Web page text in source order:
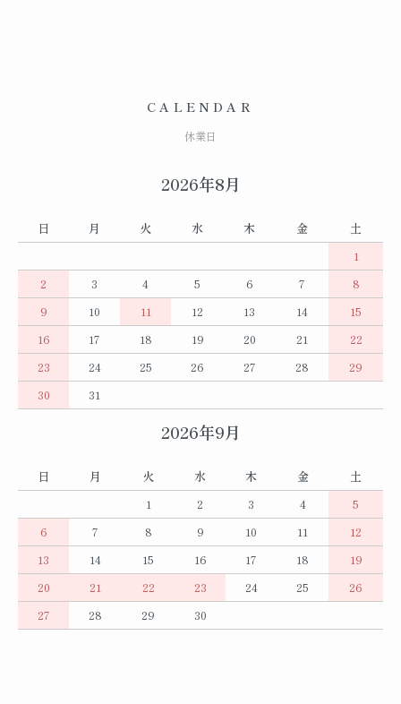
CALENDAR
休業日
2026年8月
日 月 火 水 木 金
土
1
2
3 4 5 6 7
8
9
10 11 12 13 14
15
16
17 18 19 20 21
22
23
24 25 26 27 28
29
30
31
2026年9月
日 月 火 水 木 金
土
1
2 3 4
5
6
7 8 9 10 11
12
13
14 15 16 17 18
19
20
21 22 23 24 25
26
27
28 29 30